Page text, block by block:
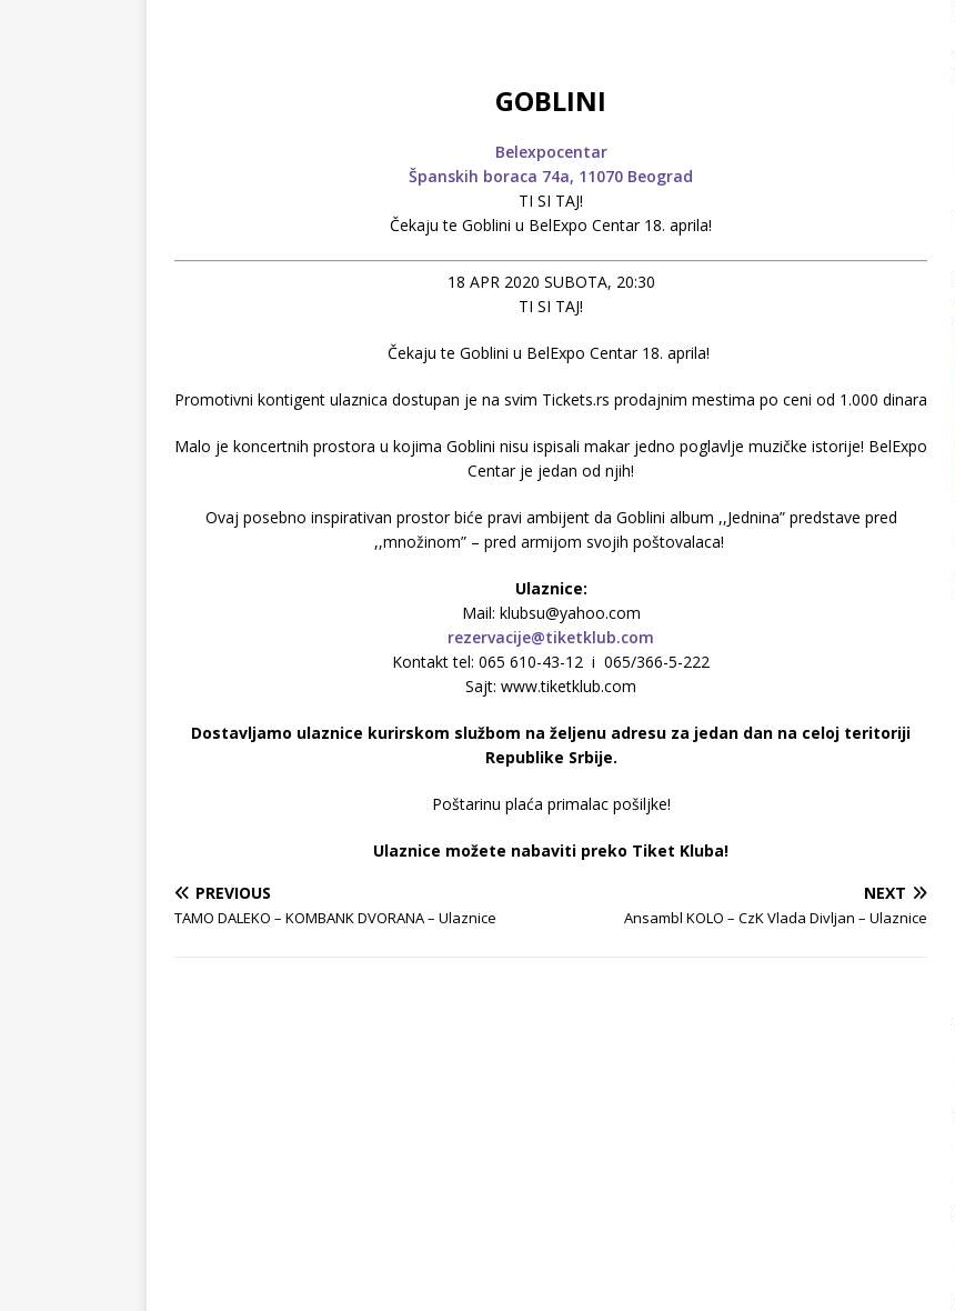
GOBLINI
Belexpocentar
Španskih boraca 74a, 11070 Beograd
TI SI TAJ!
Čekaju te Goblini u BelExpo Centar 18. aprila!
18 APR 2020 SUBOTA, 20:30
TI SI TAJ!
Čekaju te Goblini u BelExpo Centar 18. aprila!
Promotivni kontigent ulaznica dostupan je na svim Tickets.rs prodajnim mestima po ceni od 1.000 dinara
Malo je koncertnih prostora u kojima Goblini nisu ispisali makar jedno poglavlje muzičke istorije! BelExpo
Centar je jedan od njih!
Ovaj posebno inspirativan prostor biće pravi ambijent da Goblini album ,,Jednina” predstave pred
,,množinom” – pred armijom svojih poštovalaca!
Ulaznice:
Mail: klubsu@yahoo.com
rezervacije@tiketklub.com
Kontakt tel: 065 610-43-12 i 065/366-5-222
Sajt: www.tiketklub.com
Dostavljamo ulaznice kurirskom službom na željenu adresu za jedan dan na celoj teritoriji
Republike Srbije.
Poštarinu plaća primalac pošiljke!
Ulaznice možete nabaviti preko Tiket Kluba!
PREVIOUS
TAMO DALEKO – KOMBANK DVORANA – Ulaznice
NEXT
Ansambl KOLO – CzK Vlada Divljan – Ulaznice